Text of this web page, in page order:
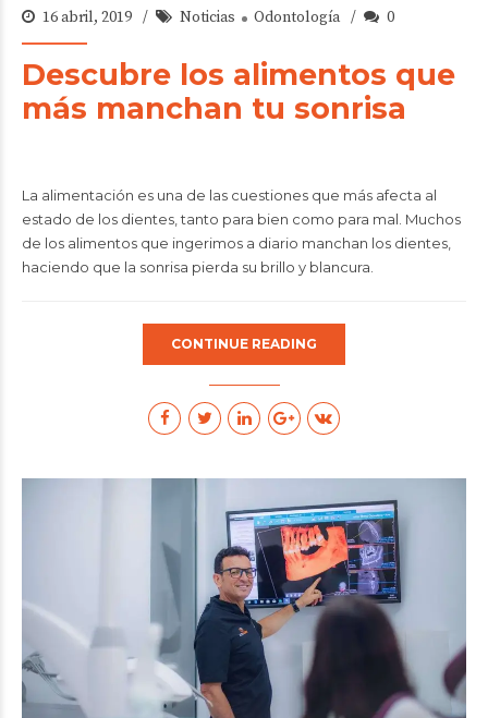
16 abril, 2019 Noticias Odontología 0
Descubre los alimentos que
más manchan tu sonrisa
La alimentación es una de las cuestiones que más afecta al
estado de los dientes, tanto para bien como para mal. Muchos
de los alimentos que ingerimos a diario manchan los dientes,
haciendo que la sonrisa pierda su brillo y blancura.
CONTINUE READING